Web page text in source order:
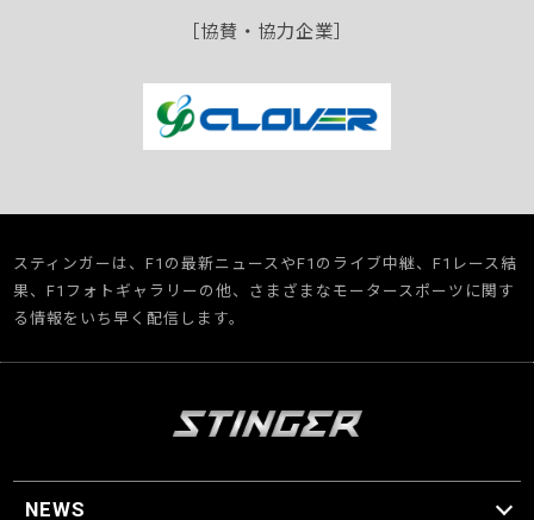
［協賛・協力企業］
スティンガーは、F1の最新ニュースやF1のライブ中継、F1レース結
果、F1フォトギャラリーの他、さまざまなモータースポーツに関す
る情報をいち早く配信します。
NEWS